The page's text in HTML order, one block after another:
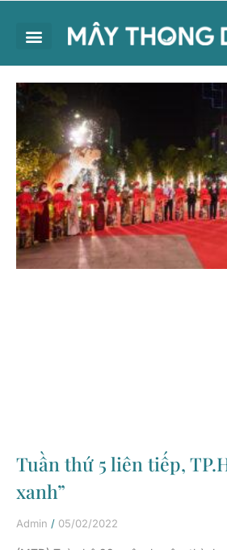
Tuần thứ 5 liên tiếp,
xanh”
Admin 05/02/2022